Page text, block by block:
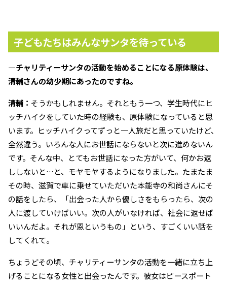
子どもたちはみんなサンタを待っている
―チャリティーサンタの活動を始めることになる原体験は、
清輔さんの幼少期にあったのですね。
清輔： そうかもしれません。それともう一つ、学生時代にヒ
ッチハイクをしていた時の経験も、原体験になっていると思
います。ヒッチハイクってずっと一人旅だと思っていたけど、
全然違う。いろんな人にお世話にならないと次に進めないん
です。そんな中、とてもお世話になった方がいて、何かお返
ししないと…と、モヤモヤするようになりました。たまたま
その時、滋賀で車に乗せていただいた本能寺の和尚さんにそ
の話をしたら、「出会った人から優しさをもらったら、次の
人に渡していけばいい。次の人がいなければ、社会に返せば
いいんだよ。それが恩というもの」という、すごくいい話を
してくれて。
ちょうどその頃、チャリティーサンタの活動を一緒に立ち上
げることになる女性と出会ったんです。彼女はピースポート